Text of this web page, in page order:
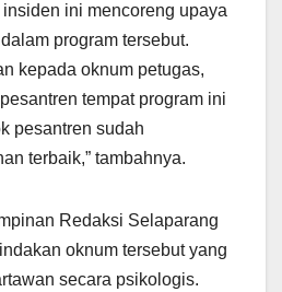
ini mencoreng upaya
program tersebut.
kepada oknum petugas,
tempat program ini
pesantren sudah
terbaik,” tambahnya.
Redaksi Selaparang
oknum tersebut yang
secara psikologis.